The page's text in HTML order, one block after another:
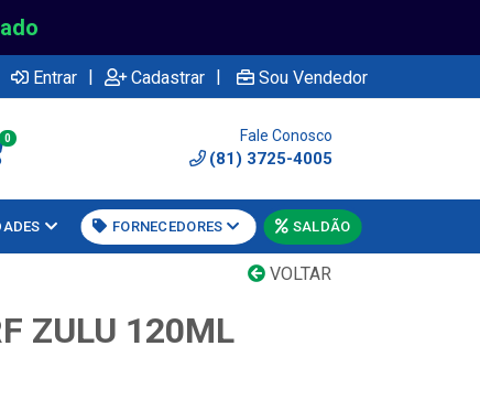
Entrar | Cadastrar | Sou Vendedor
0 Fale Conosco
(81) 3725-4005
FORNECEDORES SALDÃO
VOLTAR
ZULU 120ML